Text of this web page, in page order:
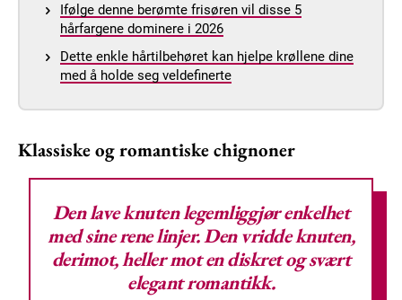
Ifølge denne berømte frisøren vil disse 5
hårfargene dominere i 2026
Dette enkle hårtilbehøret kan hjelpe krøllene dine
med å holde seg veldefinerte
Klassiske og romantiske chignoner
Denlave knutenlegemliggjør enkelhet
med sine rene linjer. Den vridde knuten,
derimot, heller mot en diskret og svært
elegant romantikk.